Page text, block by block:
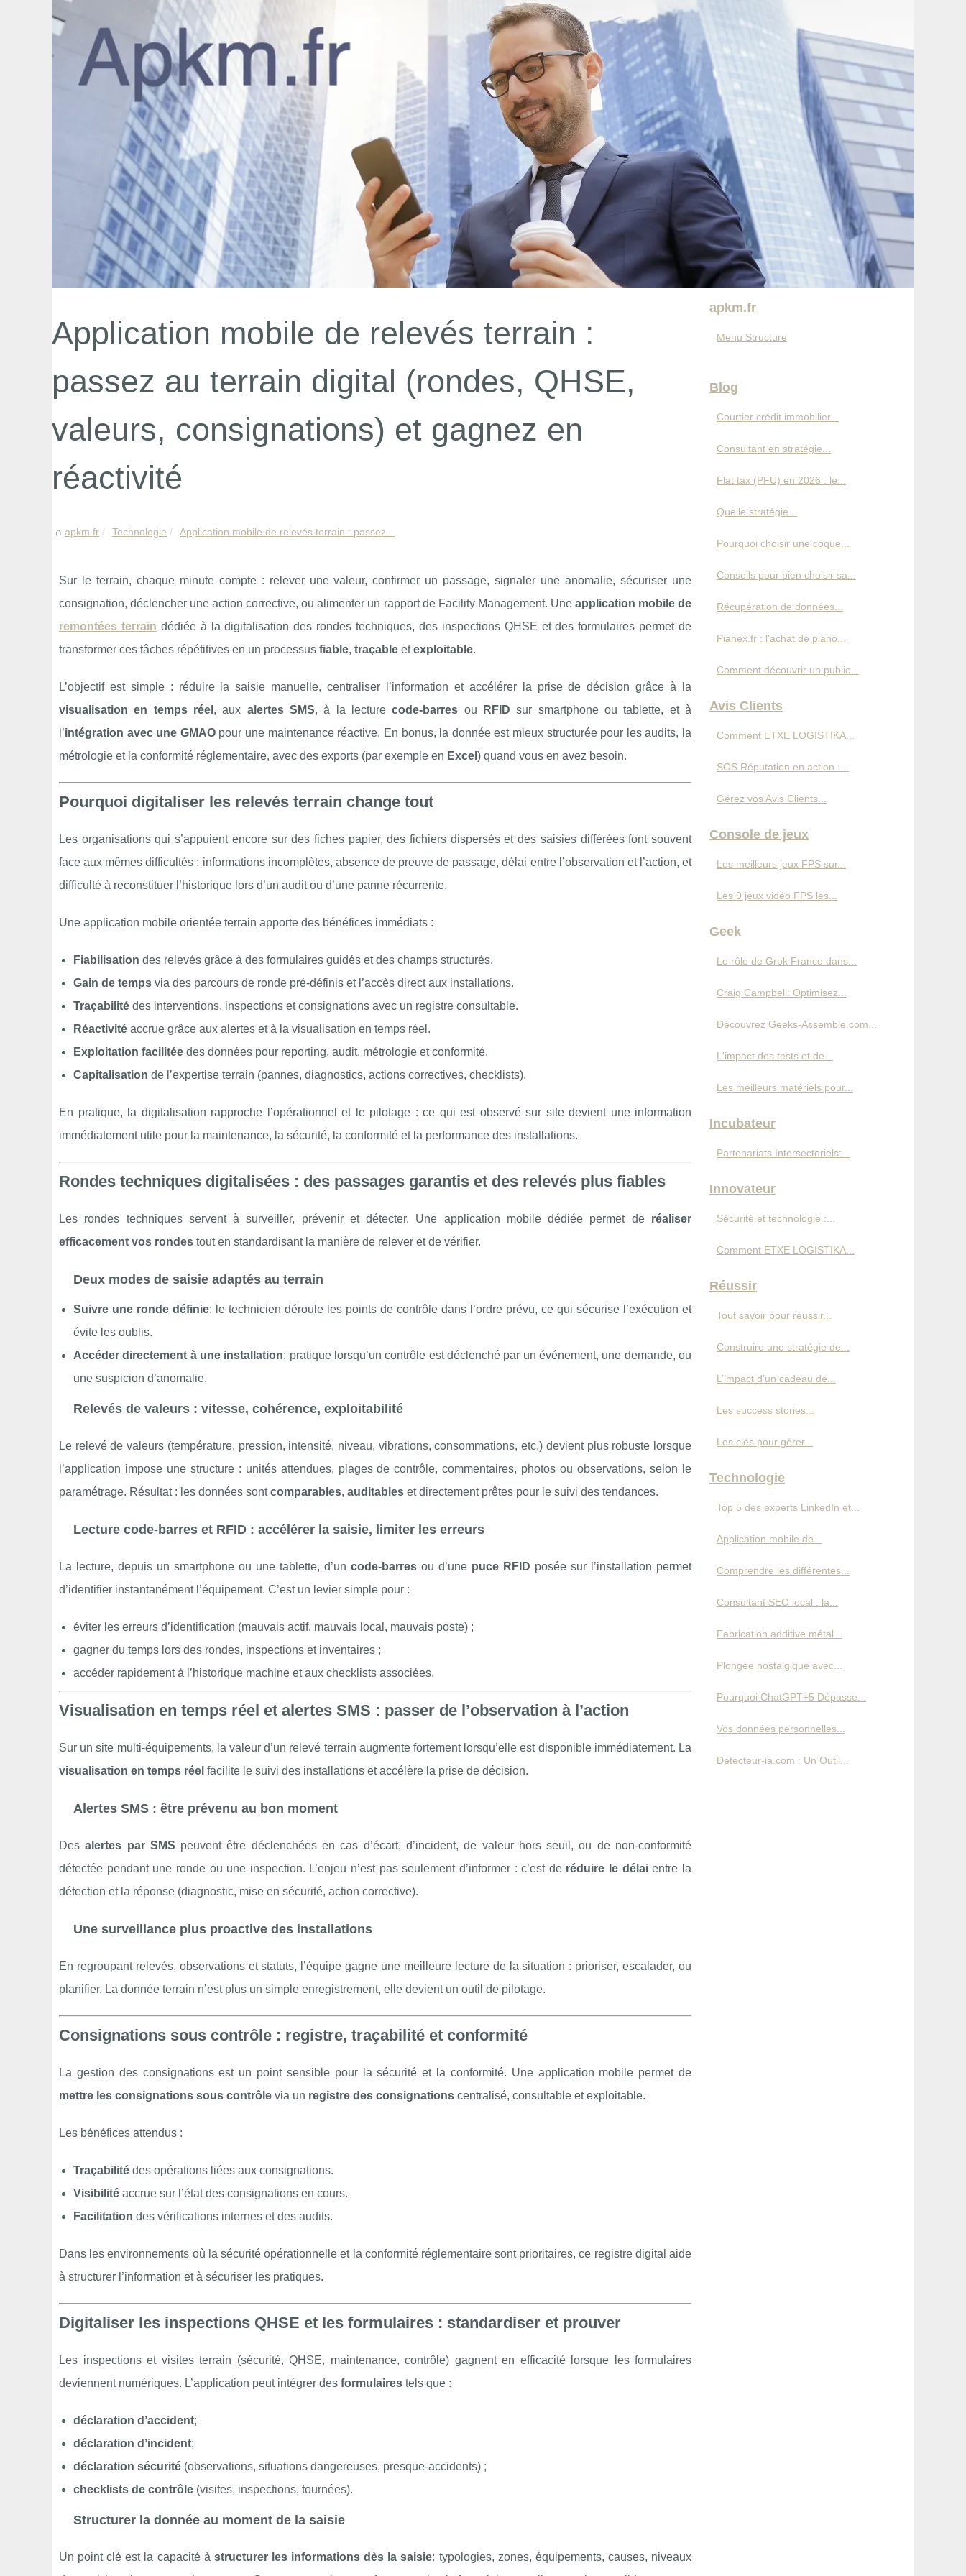
Application mobile de relevés terrain :
passez au terrain digital (rondes, QHSE,
valeurs, consignations) et gagnez en
réactivité
apkm.fr Technologie Application mobile de relevés terrain : passez...
Sur le terrain, chaque minute compte : relever une valeur, confirmer un passage, signaler une anomalie, sécuriser une
consignation, déclencher une action corrective, ou alimenter un rapport de Facility Management. Une application mobile de
remontées terrain dédiée à la digitalisation des rondes techniques, des inspections QHSE et des formulaires permet de
transformer ces tâches répétitives en un processus fiable, traçable etexploitable.
L’objectif est simple : réduire la saisie manuelle, centraliser l’information et accélérer la prise de décision grâce à la
visualisation en temps réel , aux alertes SMS, à la lecturecode-barres ou RFID sur smartphone ou tablette, et à
l’intégration avec une GMAOpour une maintenance réactive. En bonus, la donnée est mieux structurée pour les audits, la
métrologie et la conformité réglementaire, avec des exports (par exemple en Excel ) quand vous en avez besoin.
Pourquoi digitaliser les relevés terrain change tout
Les organisations qui s’appuient encore sur des fiches papier, des fichiers dispersés et des saisies différées font souvent
face aux mêmes difficultés : informations incomplètes, absence de preuve de passage, délai entre l’observation et l’action, et
difficulté à reconstituer l’historique lors d’un audit ou d’une panne récurrente.
Une application mobile orientée terrain apporte des bénéfices immédiats :
Fiabilisation des relevés grâce à des formulaires guidés et des champs structurés.
Gain de temps via des parcours de ronde pré-définis et l’accès direct aux installations.
Traçabilité des interventions, inspections et consignations avec un registre consultable.
Réactivité accrue grâce aux alertes et à la visualisation en temps réel.
Exploitation facilitée des données pour reporting, audit, métrologie et conformité.
Capitalisation de l’expertise terrain (pannes, diagnostics, actions correctives, checklists).
En pratique, la digitalisation rapproche l’opérationnel et le pilotage : ce qui est observé sur site devient une information
immédiatement utile pour la maintenance, la sécurité, la conformité et la performance des installations.
Rondes techniques digitalisées : des passages garantis et des relevés plus fiables
Les rondes techniques servent à surveiller, prévenir et détecter. Une application mobile dédiée permet de réaliser
efficacement vos rondes tout en standardisant la manière de relever et de vérifier.
Deux modes de saisie adaptés au terrain
Suivre une ronde définie: le technicien déroule les points de contrôle dans l’ordre prévu, ce qui sécurise l’exécution et
évite les oublis.
Accéder directement à une installation: pratique lorsqu’un contrôle est déclenché par un événement, une demande, ou
une suspicion d’anomalie.
Relevés de valeurs : vitesse, cohérence, exploitabilité
Le relevé de valeurs (température, pression, intensité, niveau, vibrations, consommations, etc.) devient plus robuste lorsque
l’application impose une structure : unités attendues, plages de contrôle, commentaires, photos ou observations, selon le
paramétrage. Résultat : les données sontcomparables, auditables et directement prêtes pour le suivi des tendances.
Lecture code-barres et RFID : accélérer la saisie, limiter les erreurs
La lecture, depuis un smartphone ou une tablette, d’un code-barres ou d’une puce RFID posée sur l’installation permet
d’identifier instantanément l’équipement. C’est un levier simple pour :
éviter les erreurs d’identification (mauvais actif, mauvais local, mauvais poste) ;
gagner du temps lors des rondes, inspections et inventaires ;
accéder rapidement à l’historique machine et aux checklists associées.
Visualisation en temps réel et alertes SMS : passer de l’observation à l’action
Sur un site multi-équipements, la valeur d’un relevé terrain augmente fortement lorsqu’elle est disponible immédiatement. La
visualisation en temps réel facilite le suivi des installations et accélère la prise de décision.
Alertes SMS : être prévenu au bon moment
Desalertes par SMS peuvent être déclenchées en cas d’écart, d’incident, de valeur hors seuil, ou de non-conformité
détectée pendant une ronde ou une inspection. L’enjeu n’est pas seulement d’informer : c’est de réduire le délaientre la
détection et la réponse (diagnostic, mise en sécurité, action corrective).
Une surveillance plus proactive des installations
En regroupant relevés, observations et statuts, l’équipe gagne une meilleure lecture de la situation : prioriser, escalader, ou
planifier. La donnée terrain n’est plus un simple enregistrement, elle devient un outil de pilotage.
Consignations sous contrôle : registre, traçabilité et conformité
La gestion des consignations est un point sensible pour la sécurité et la conformité. Une application mobile permet de
mettre les consignations sous contrôle via un registre des consignations centralisé, consultable et exploitable.
Les bénéfices attendus :
Traçabilité des opérations liées aux consignations.
Visibilité accrue sur l’état des consignations en cours.
Facilitation des vérifications internes et des audits.
Dans les environnements où la sécurité opérationnelle et la conformité réglementaire sont prioritaires, ce registre digital aide
à structurer l’information et à sécuriser les pratiques.
Digitaliser les inspections QHSE et les formulaires : standardiser et prouver
Les inspections et visites terrain (sécurité, QHSE, maintenance, contrôle) gagnent en efficacité lorsque les formulaires
deviennent numériques. L’application peut intégrer des formulaires tels que :
déclaration d’accident;
déclaration d’incident;
déclaration sécurité (observations, situations dangereuses, presque-accidents) ;
checklists de contrôle (visites, inspections, tournées).
Structurer la donnée au moment de la saisie
Un point clé est la capacité à structurer les informations dès la saisie: typologies, zones, équipements, causes, niveaux
apkm.fr
Menu Structure
Blog
Courtier crédit immobilier...
Consultant en stratégie...
Flat tax (PFU) en 2026 : le...
Quelle stratégie...
Pourquoi choisir une coque...
Conseils pour bien choisir sa...
Récupération de données...
Pianex.fr : l'achat de piano...
Comment découvrir un public...
Avis Clients
Comment ETXE LOGISTIKA...
SOS Réputation en action :...
Gérez vos Avis Clients...
Console de jeux
Les meilleurs jeux FPS sur...
Les 9 jeux vidéo FPS les...
Geek
Le rôle de Grok France dans...
Craig Campbell: Optimisez...
Découvrez Geeks-Assemble.com...
L'impact des tests et de...
Les meilleurs matériels pour...
Incubateur
Partenariats Intersectoriels:...
Innovateur
Sécurité et technologie :...
Comment ETXE LOGISTIKA...
Réussir
Tout savoir pour réussir...
Construire une stratégie de...
L’impact d’un cadeau de...
Les success stories...
Les clés pour gérer...
Technologie
Top 5 des experts LinkedIn et...
Application mobile de...
Comprendre les différentes...
Consultant SEO local : la...
Fabrication additive métal...
Plongée nostalgique avec...
Pourquoi ChatGPT+5 Dépasse...
Vos données personnelles...
Detecteur-ia.com : Un Outil...